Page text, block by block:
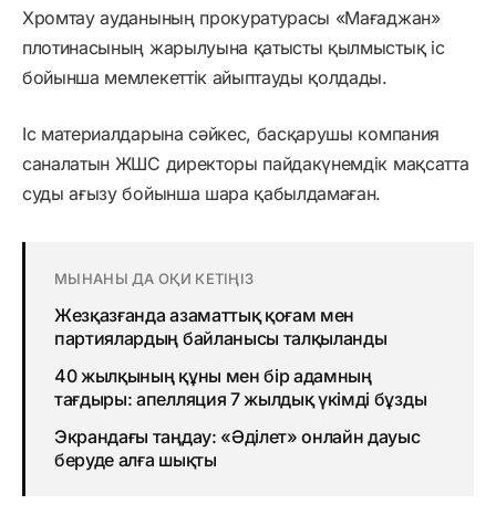
Хромтау ауданының прокуратурасы «Мағаджан»
плотинасының жарылуына қатысты қылмыстық іс
бойынша мемлекеттік айыптауды қолдады.
Іс материалдарына сәйкес, басқарушы компания
саналатын ЖШС директоры пайдакүнемдік мақсатта
суды ағызу бойынша шара қабылдамаған.
МЫНАНЫ ДА ОҚИ КЕТІҢІЗ
Жезқазғанда азаматтық қоғам мен
партиялардың байланысы талқыланды
40 жылқының құны мен бір адамның
тағдыры: апелляция 7 жылдық үкімді бұзды
Экрандағы таңдау: «Әділет» онлайн дауыс
беруде алға шықты